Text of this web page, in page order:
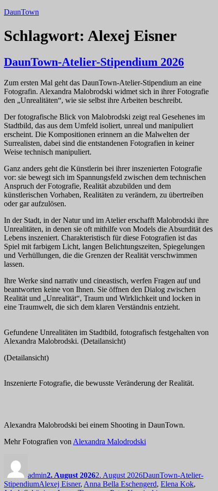
Zum
springen
DaunTown
Schlagwort: Alexej Eisner
DaunTown-Atelier-Stipendium 2026
Zum ersten Mal geht das DaunTown-Atelier-Stipendium an eine
Fotografin. Alexandra Malobrodski widmet sich in ihrer Fotografie
den „Unrealitäten“, wie sie selbst ihre Arbeiten beschreibt.
Der fotografische Blick von Malobrodski zeigt real Gesehenes im
Stadtbild, das aus dem Umfeld isoliert, unreal und manipuliert
erscheint. Die Kompositionen erinnern an die Malwelten der
Surrealisten, dabei sind die entstandenen Fotografien in keiner
Weise technisch manipuliert.
Ganz anders geht die Künstlerin bei ihrer inszenierten Fotografie
vor: sie bewegt sich im Spannungsfeld zwischen dem technischen
Anspruch der Fotografie, Realität abzubilden und dem
künstlerischen Vorhaben, Realitäten zu verändern, zu übertreiben
oder gar aufzulösen.
In der Stadt, in der Natur und im Atelier erschafft Malobrodski ihre
Unrealitäten, in denen sie oft mithilfe von Models die Absurdität des
Lebens inszeniert. Charakteristisch für diese Fotografien ist das
Spiel mit farbigem Licht, langen Belichtungszeiten, Spiegelungen
und Verhüllungen, die die Grenzen der Realität verschwimmen
lassen.
Ihre Werke sind narrativ und cineastisch, werfen Fragen auf und
beantworten keine von Ihnen. Sie öffnen den Dialog zwischen
Realität und „Unrealität“, Traum und Wirklichkeit und locken in
eine Traumwelt, die sich dem klaren Verständnis entzieht.
Gefundene Unrealitäten im Stadtbild, fotografisch festgehalten von
Alexandra Malobrodski. (Detailansicht)
(Detailansicht)
Inszenierte Fotografie, die bewusste Veränderung der Realität.
Alexandra Malobrodski bei einem Shooting in DaunTown.
Mehr Fotografien von Alexandra Malodrodski
admin2. August 20262. August 2026DaunTown-Atelier-
StipendiumSchlagwörter
Alexej Eisner, Anna Bella Eschengerd, Elena Kok,